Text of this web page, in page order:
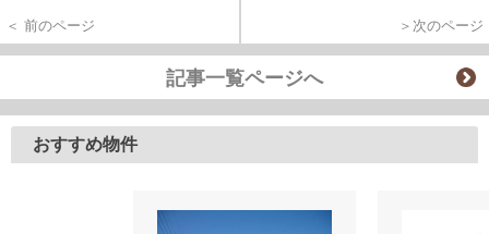
＜ 前のページ ＞次のページ
記事一覧ページへ
おすすめ物件